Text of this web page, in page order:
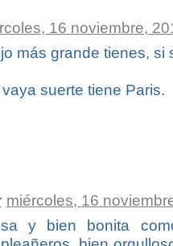
16 noviembre,
más grande tienes, si
suerte tiene Paris.
miércoles, 16
y bien bonita